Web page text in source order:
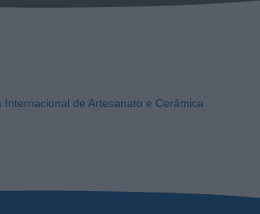
de Artesanato e Cerâmica